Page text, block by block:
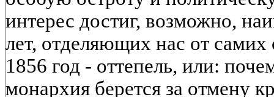
интерес достиг, возможно,
лет, отделяющих нас от
1856 год - оттепель, или:
монархия берется за отмену